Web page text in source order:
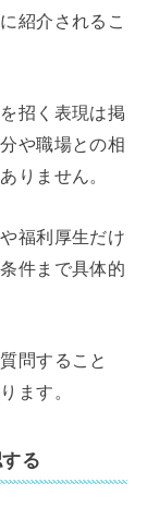
紹介されるこ
招く表現は掲
や職場との相
りません。
福利厚生だけ
件まで具体的
問すること
ます。
る